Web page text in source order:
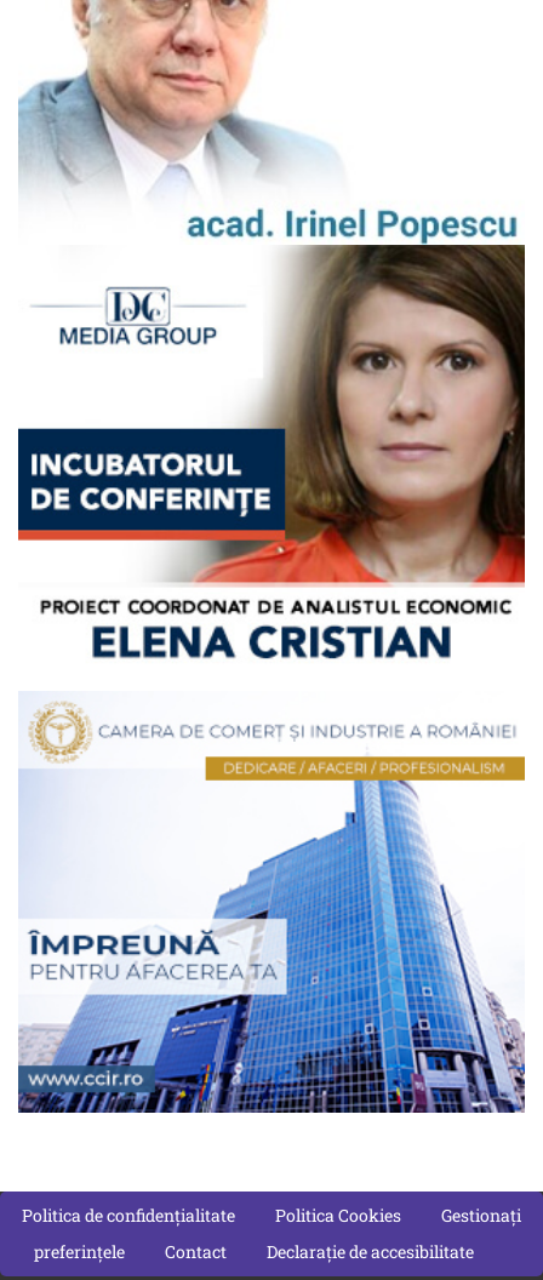
Politica de confidențialitate Politica Cookies
Gestionați
preferințele
Contact Declarație de accesibilitate